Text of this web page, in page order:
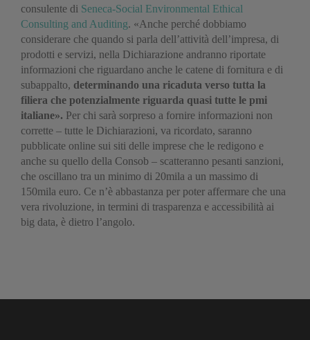
consulente di Seneca-Social Environmental Ethical
Consulting and Auditing. «Anche perché dobbiamo
considerare che quando si parla dell’attività dell’impresa, di
prodotti e servizi, nella Dichiarazione andranno riportate
informazioni che riguardano anche le catene di fornitura e di
subappalto, determinando una ricaduta verso tutta la
filiera che potenzialmente riguarda quasi tutte le pmi
italiane». Per chi sarà sorpreso a fornire informazioni non
corrette – tutte le Dichiarazioni, va ricordato, saranno
pubblicate online sui siti delle imprese che le redigono e
anche su quello della Consob – scatteranno pesanti sanzioni,
che oscillano tra un minimo di 20mila a un massimo di
150mila euro. Ce n’è abbastanza per poter affermare che una
vera rivoluzione, in termini di trasparenza e accessibilità ai
big data, è dietro l’angolo.